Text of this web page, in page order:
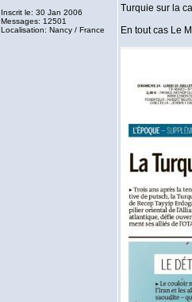
Inscrit le: 30 Jan 2006
Messages: 12501
Localisation: Nancy / France
Turquie sur la
En tout cas Le